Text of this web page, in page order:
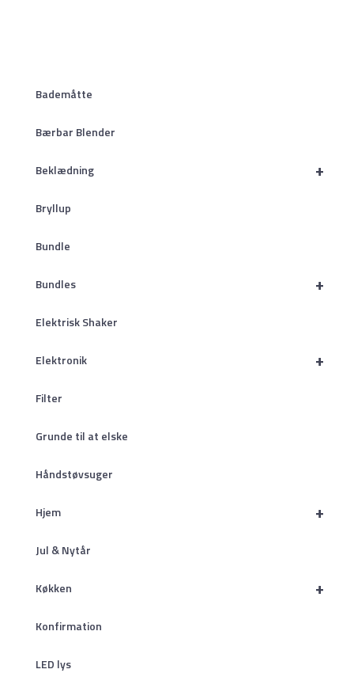
Bademåtte
Bærbar Blender
+
Beklædning
Bryllup
Bundle
+
Bundles
Elektrisk Shaker
+
Elektronik
Filter
Grunde til at elske
Håndstøvsuger
+
Hjem
Jul & Nytår
+
Køkken
Konfirmation
LED lys